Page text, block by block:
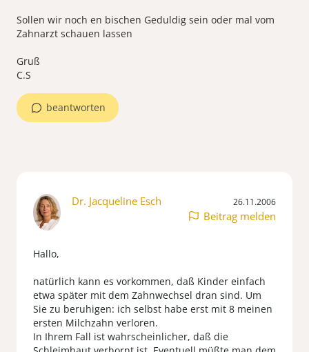
Sollen wir noch en bischen Geduldig sein oder mal vom
Zahnarzt schauen lassen
Gruß
C.S
beantworten
Dr. Jacqueline Esch 26.11.2006
Beitrag melden
Hallo,
natürlich kann es vorkommen, daß Kinder einfach
etwa später mit dem Zahnwechsel dran sind. Um
Sie zu beruhigen: ich selbst habe erst mit 8 meinen
ersten Milchzahn verloren.
In Ihrem Fall ist wahrscheinlicher, daß die